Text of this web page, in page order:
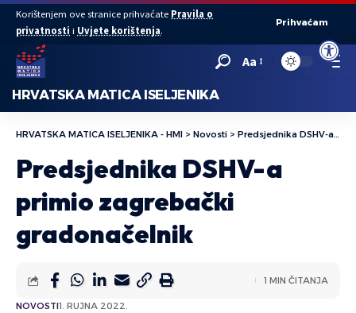
Open
Korištenjem ove stranice prihvaćate Pravila o
privatnosti i Uvjete korištenja.
Prihvaćam
Aa
HRVATSKA MATICA ISELJENIKA
HRVATSKA MATICA ISELJENIKA - HMI > Novosti > Predsjednika DSHV-a primio zagrebački gradonačelnik
Predsjednika DSHV-a
primio zagrebački
gradonačelnik
NOVOSTI1. RUJNA 2022.
1 MIN ČITANJA